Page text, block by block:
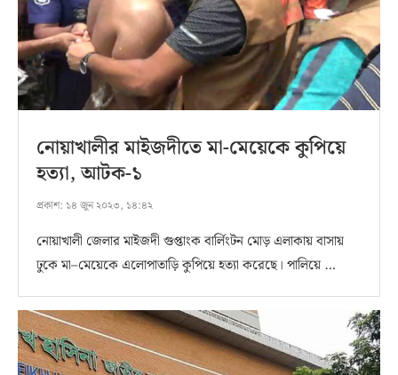
নোয়াখালীর মাইজদীতে মা-মেয়েকে কুপিয়ে
হত্যা, আটক-১
প্রকাশ: ১৪ জুন ২০২৩, ১৪:৪২
নোয়াখালী জেলার মাইজদী গুপ্তাংক বার্লিংটন মোড় এলাকায় বাসায়
ঢুকে মা–মেয়েকে এলোপাতাড়ি কুপিয়ে হত্যা করেছে। পালিয়ে …